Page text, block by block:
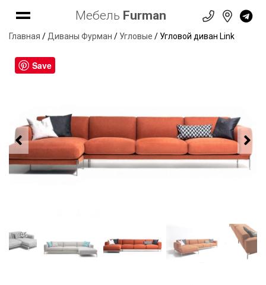
Мебель Furman
Главная / Диваны Фурман / Угловые / Угловой диван Link
Save